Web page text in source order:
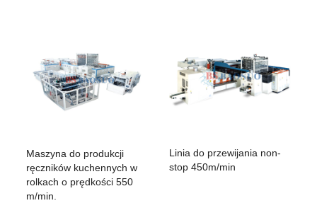
Maszyna do produkcji
ręczników kuchennych w
rolkach o prędkości 550
m/min.
Linia do przewijania non-
stop 450m/min